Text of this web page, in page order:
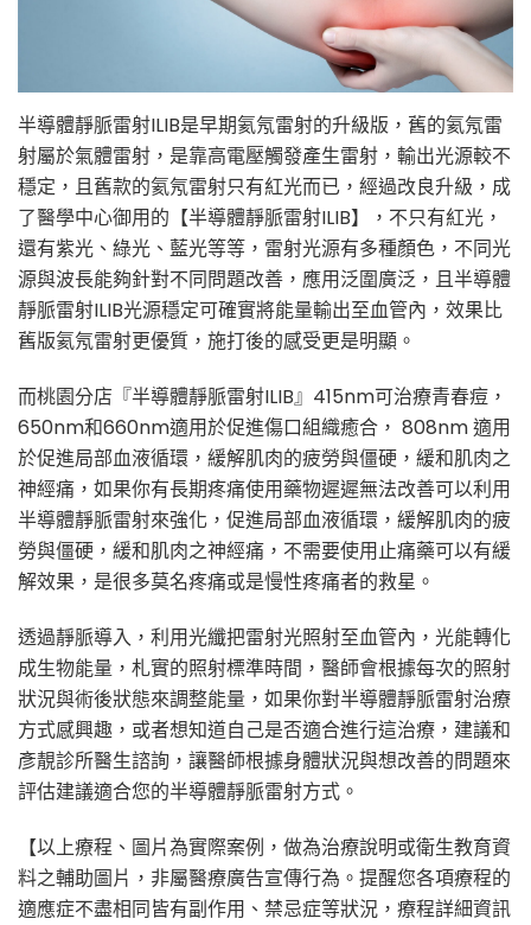
半導體靜脈雷射ILIB是早期氦氖雷射的升級版，舊的氦氖雷
射屬於氣體雷射，是靠高電壓觸發產生雷射，輸出光源較不
穩定，且舊款的氦氖雷射只有紅光而已，經過改良升級，成
了醫學中心御用的【半導體靜脈雷射ILIB】，不只有紅光，
還有紫光、綠光、藍光等等，雷射光源有多種顏色，不同光
源與波長能夠針對不同問題改善，應用泛圍廣泛，且半導體
靜脈雷射ILIB光源穩定可確實將能量輸出至血管內，效果比
舊版氦氖雷射更優質，施打後的感受更是明顯。
而桃園分店『半導體靜脈雷射ILIB』415nm可治療青春痘，
650nm和660nm適用於促進傷口組織癒合， 808nm 適用
於促進局部血液循環，緩解肌肉的疲勞與僵硬，緩和肌肉之
神經痛，如果你有長期疼痛使用藥物遲遲無法改善可以利用
半導體靜脈雷射來強化，促進局部血液循環，緩解肌肉的疲
勞與僵硬，緩和肌肉之神經痛，不需要使用止痛藥可以有緩
解效果，是很多莫名疼痛或是慢性疼痛者的救星。
透過靜脈導入，利用光纖把雷射光照射至血管內，光能轉化
成生物能量，札實的照射標準時間，醫師會根據每次的照射
狀況與術後狀態來調整能量，如果你對半導體靜脈雷射治療
方式感興趣，或者想知道自己是否適合進行這治療，建議和
彥靚診所醫生諮詢，讓醫師根據身體狀況與想改善的問題來
評估建議適合您的半導體靜脈雷射方式。
【以上療程、圖片為實際案例，做為治療說明或衛生教育資
料之輔助圖片，非屬醫療廣告宣傳行為。提醒您各項療程的
適應症不盡相同皆有副作用、禁忌症等狀況，療程詳細資訊